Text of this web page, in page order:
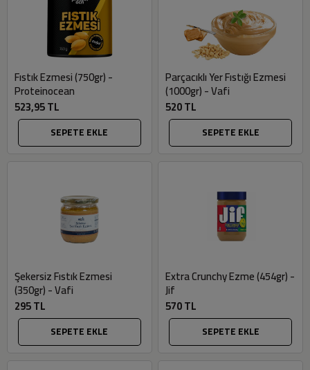
Fıstık Ezmesi (750gr) -
Proteinocean
523,95 TL
SEPETE EKLE
Parçacıklı Yer Fıstığı Ezmesi
(1000gr) - Vafi
520 TL
SEPETE EKLE
Şekersiz Fıstık Ezmesi
(350gr) - Vafi
295 TL
SEPETE EKLE
Extra Crunchy Ezme (454gr) -
Jif
570 TL
SEPETE EKLE